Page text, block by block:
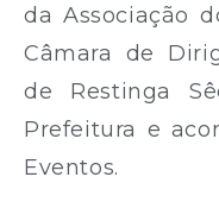
da Associação
Câmara de
de Restinga
Prefeitura e
Eventos.